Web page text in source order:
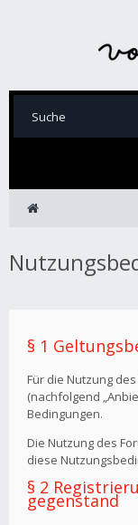
§ 1
Für die Nutzung
(nachfolgend
Bedingungen.
Die Nutzung des
diese
§ 2
gegenstand